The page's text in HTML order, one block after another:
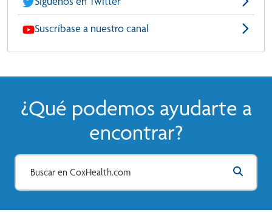
Suscríbase a nuestro canal
¿Qué podemos ayudarte a
encontrar?